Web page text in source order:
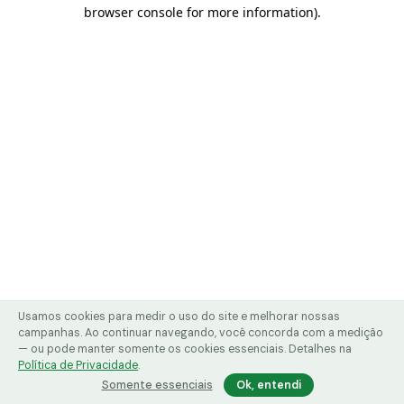
browser console for more information).
Usamos cookies para medir o uso do site e melhorar nossas
campanhas. Ao continuar navegando, você concorda com a medição
— ou pode manter somente os cookies essenciais. Detalhes na
Política de Privacidade.
Somente essenciais
Ok, entendi